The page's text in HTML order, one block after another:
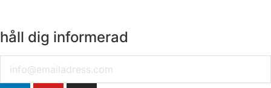
håll dig informerad